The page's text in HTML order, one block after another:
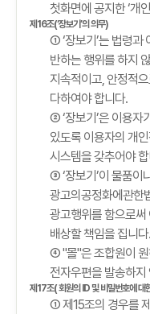
첫화면에 공지한 ‘개
제16조(‘장보기’의 의무)
① ‘장보기’는 법령과
반하는 행위를 하지
지속적이고, 안정적
다하여야 합니다.
② ‘장보기’은 이용자
있도록 이용자의 개
시스템을 갖추어야
③ ‘장보기’이 물품이
광고의공정화에관한
광고행위를 함으로
배상할 책임을 집니다.
④ "몰"은 조합원이 원
전자우편을 발송하지
제17조( 회원의 ID 및 비밀번호에 대
① 제15조의 경우를